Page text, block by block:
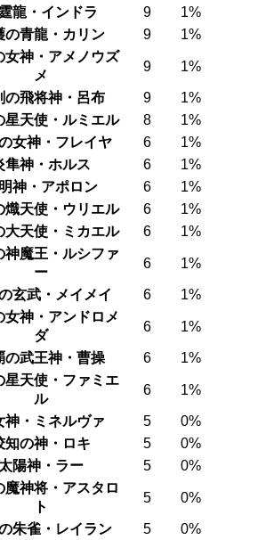
龍・インドラ
9
1%
の青龍・カリン
9
1%
女神・アメノウズ
メ
9 1%
の飛将神・呂布 9
1%
星天使・ルミエル
8
1%
女神・フレイヤ
6
1%
隼神・ホルス
6
1%
神・アポロン
6
1%
熾天使・ウリエル
6
1%
大天使・ミカエル
6
1%
神魔王・ルシファ
ー
6 1%
玄武・メイメイ 6
1%
女神・アンドロメ
ダ
6 1%
の武王神・曹操 6
1%
星天使・ファミエ
ル
6 1%
神・ミネルヴァ 5
0%
知の神・ロキ
5
0%
太陽神・ラー
5
0%
魔神将・アスタロ
ト
5 0%
朱雀・レイラン 5
0%